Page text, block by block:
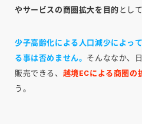
やサービスの商圏拡大を目的 とし
少子高齢化による人口減少によっ
る事は否めません。 そんななか、
販売できる、 越境ECによる商圏の
う。